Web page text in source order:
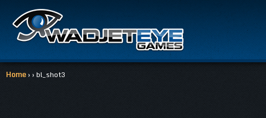
Home › › bl_shot3